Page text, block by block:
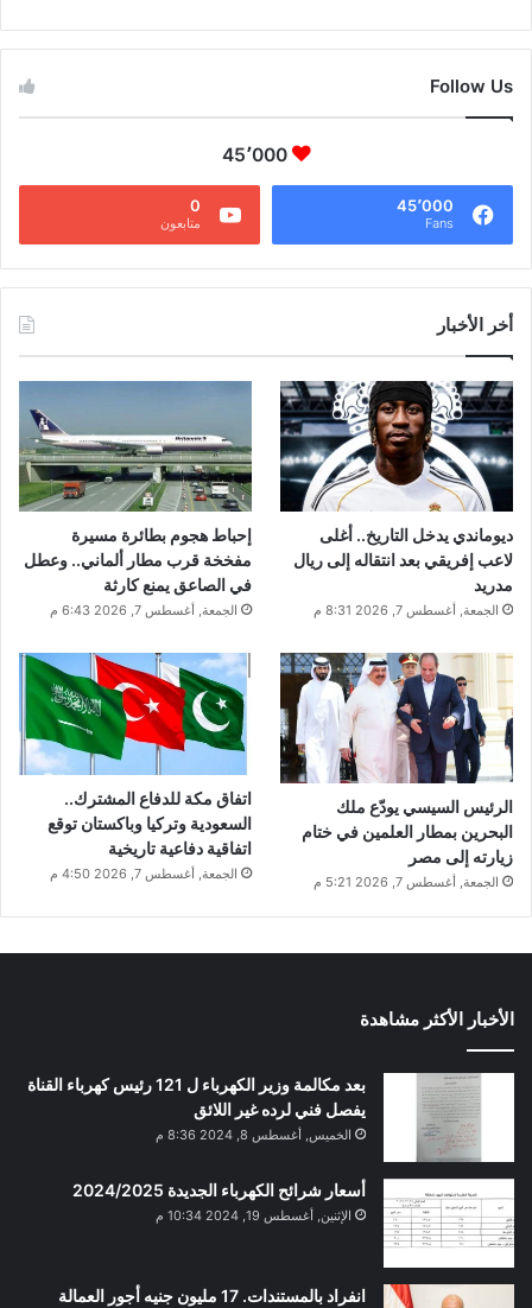
Follow Us
45٬000
45٬000
Fans
0
متابعون
أخر الأخبار
ديوماندي يدخل التاريخ.. أغلى
لاعب إفريقي بعد انتقاله إلى ريال
مدريد
الجمعة, أغسطس 7, 2026 8:31 م
إحباط هجوم بطائرة مسيرة
مفخخة قرب مطار ألماني.. وعطل
في الصاعق يمنع كارثة
الجمعة, أغسطس 7, 2026 6:43 م
الرئيس السيسي يودّع ملك
البحرين بمطار العلمين في ختام
زيارته إلى مصر
الجمعة, أغسطس 7, 2026 5:21 م
اتفاق مكة للدفاع المشترك..
السعودية وتركيا وباكستان توقع
اتفاقية دفاعية تاريخية
الجمعة, أغسطس 7, 2026 4:50 م
الأخبار الأكثر مشاهدة
بعد مكالمة وزير الكهرباء ل 121 رئيس كهرباء القناة
يفصل فني لرده غير اللائق
الخميس, أغسطس 8, 2024 8:36 م
أسعار شرائح الكهرباء الجديدة 2024/2025
الإثنين, أغسطس 19, 2024 10:34 م
انفراد بالمستندات. 17 مليون جنيه أجور العمالة